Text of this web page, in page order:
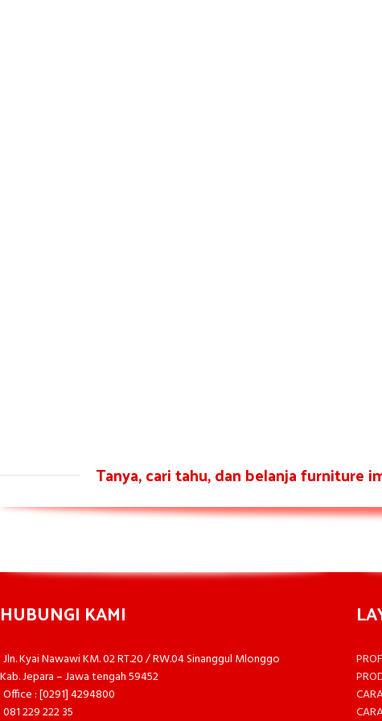
Tanya, cari tahu, dan belanja furniture
HUBUNGI KAMI
Jln. Kyai Nawawi KM. 02 RT.20 / RW.04 Sinanggul Mlonggo
Kab. Jepara – Jawa tengah 59452
Office : [0291] 4294800
081 229 222 35